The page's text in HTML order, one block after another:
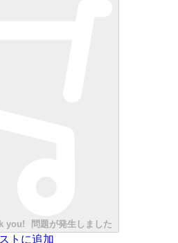
you! 問題が発生しました
トに追加